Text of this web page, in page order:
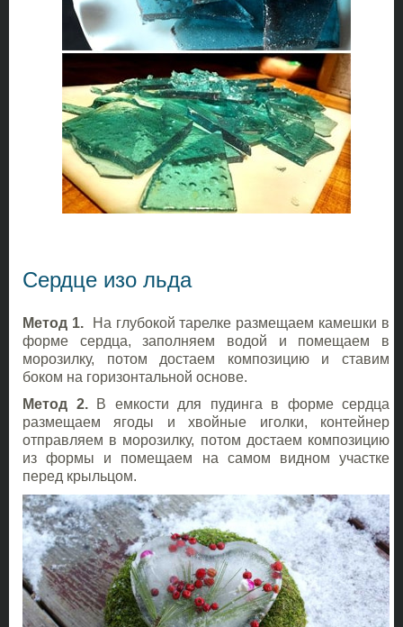
Сердце изо льда
Метод 1.На глубокой тарелке размещаем камешки в
форме сердца, заполняем водой и помещаем в
морозилку, потом достаем композицию и ставим
боком на горизонтальной основе.
Метод 2.В емкости для пудинга в форме сердца
размещаем ягоды и хвойные иголки, контейнер
отправляем в морозилку, потом достаем композицию
из формы и помещаем на самом видном участке
перед крыльцом.